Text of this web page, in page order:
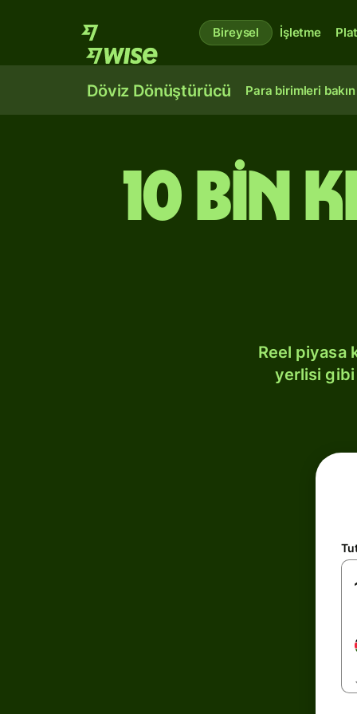
Bireysel İşletme
Döviz Dönüştürücü Para birimleri bakın
10 bin
Reel piyasa
yerlisi gibi